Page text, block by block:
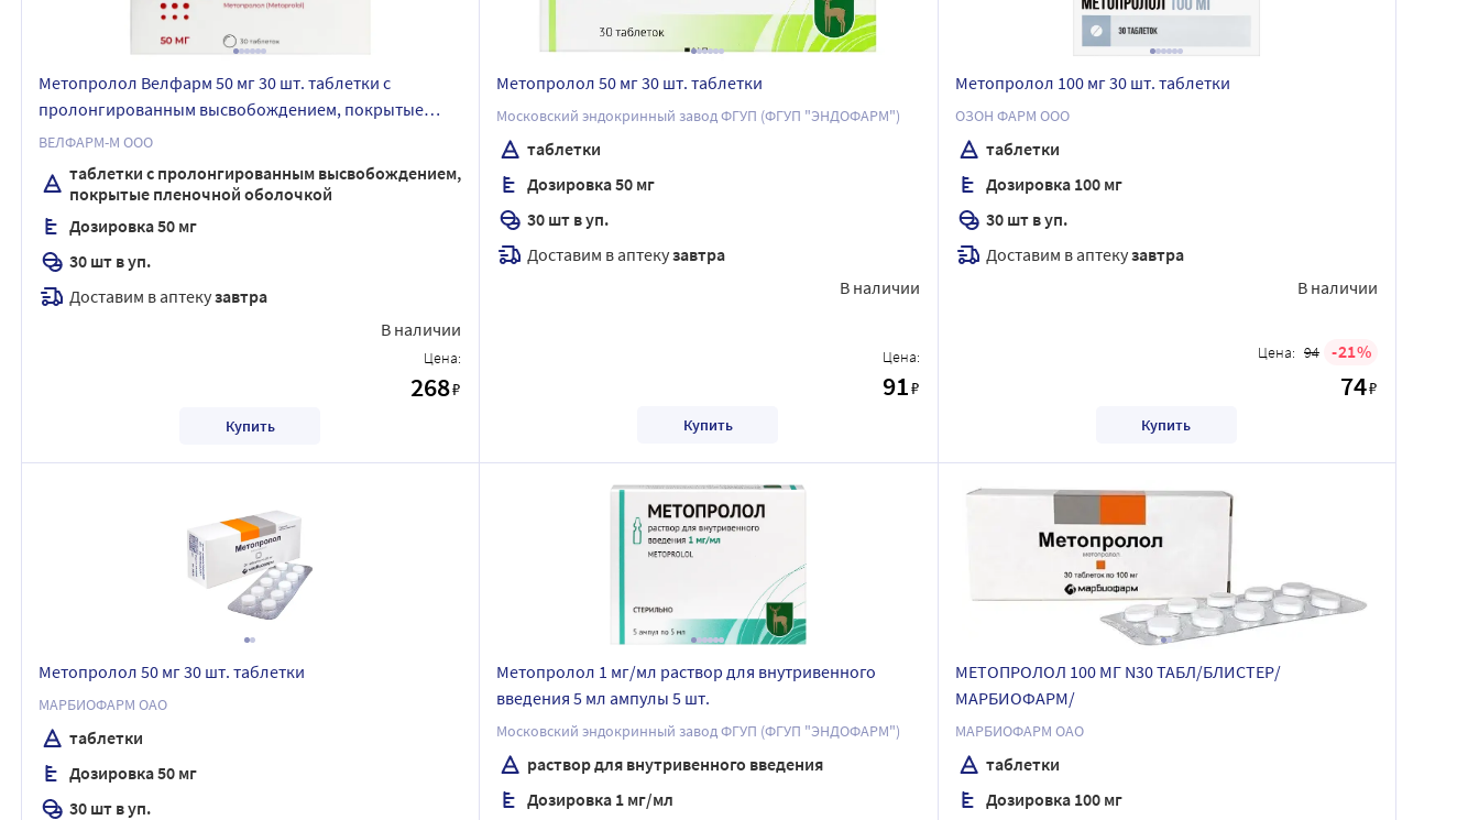
Метопролол Велфарм 50 мг 30 шт. таблетки с
пролонгированным высвобождением, покрытые
пленочной оболочкой
ВЕЛФАРМ-М ООО
таблетки с пролонгированным высвобождением,
покрытые пленочной оболочкой
Дозировка 50 мг
30 шт в уп.
Доставим в аптекузавтра
В наличии
Цена:
268₽
Купить
Метопролол 50 мг 30 шт. таблетки
Московский эндокринный завод ФГУП (ФГУП "ЭНДОФАРМ")
таблетки
Дозировка 50 мг
30 шт в уп.
Доставим в аптекузавтра
В наличии
Цена:
91₽
Купить
Метопролол 100 мг 30 шт. таблетки
ОЗОН ФАРМ ООО
таблетки
Дозировка 100 мг
30 шт в уп.
Доставим в аптекузавтра
В наличии
Цена: 94 21
74₽
Купить
Метопролол 50 мг 30 шт. таблетки
МАРБИОФАРМ ОАО
таблетки
Дозировка 50 мг
30 шт в уп.
Метопролол 1 мг/мл раствор для внутривенного
введения 5 мл ампулы 5 шт.
Московский эндокринный завод ФГУП (ФГУП "ЭНДОФАРМ")
раствор для внутривенного введения
Дозировка 1 мг/мл
МЕТОПРОЛОЛ 100 МГ N30 ТАБЛ/БЛИСТЕР/
МАРБИОФАРМ/
МАРБИОФАРМ ОАО
таблетки
Дозировка 100 мг